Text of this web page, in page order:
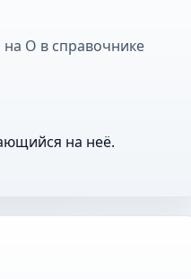
на О в справочнике
на неё.